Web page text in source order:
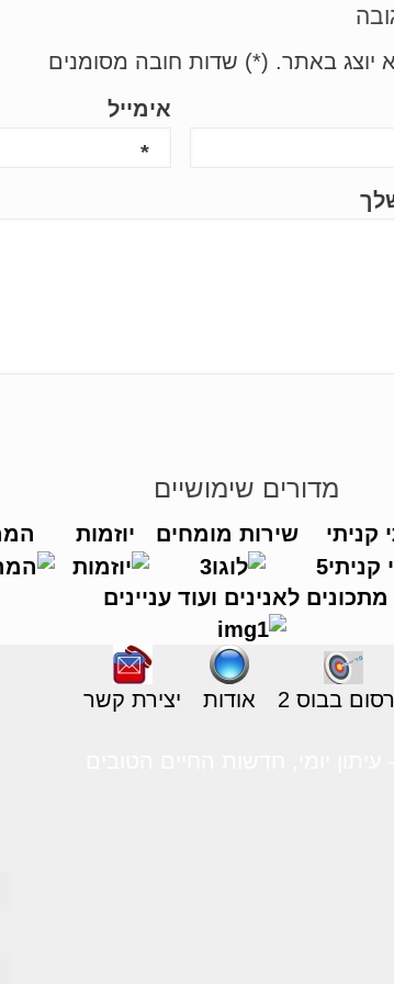
יוצג באתר. (
*) שדות חובה מסומנים
אימייל
*
מדורים שימושיים
קניתי שירות מומחים יוזמות
מתכונים לאנינים ועוד עניינים
בבוס 2 אודות יצירת קשר